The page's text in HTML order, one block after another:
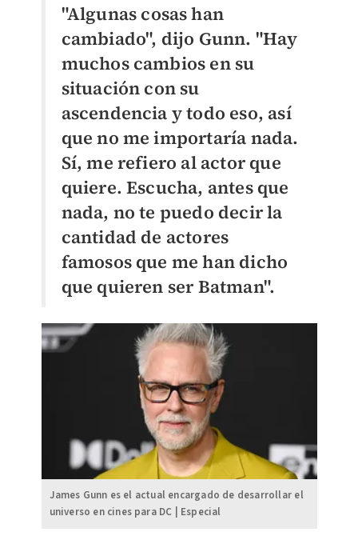
"Algunas cosas han
cambiado", dijo Gunn. "Hay
muchos cambios en su
situación con su
ascendencia y todo eso, así
que no me importaría nada.
Sí, me refiero al actor que
quiere. Escucha, antes que
nada, no te puedo decir la
cantidad de actores
famosos que me han dicho
que quieren ser Batman".
James Gunn es el actual encargado de desarrollar el
universo en cines para DC | Especial